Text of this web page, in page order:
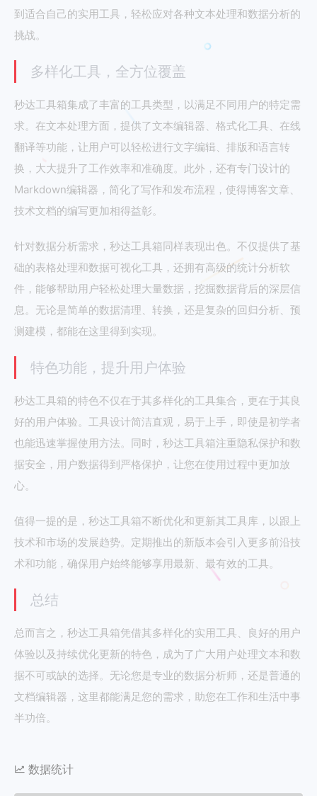
到适合自己的实用工具，轻松应对各种文本处理和数据分析的
挑战。
多样化工具，全方位覆盖
秒达工具箱集成了丰富的工具类型，以满足不同用户的特定需
求。在文本处理方面，提供了文本编辑器、格式化工具、在线
翻译等功能，让用户可以轻松进行文字编辑、排版和语言转
换，大大提升了工作效率和准确度。此外，还有专门设计的
Markdown编辑器，简化了写作和发布流程，使得博客文章、
技术文档的编写更加相得益彰。
针对数据分析需求，秒达工具箱同样表现出色。不仅提供了基
础的表格处理和数据可视化工具，还拥有高级的统计分析软
件，能够帮助用户轻松处理大量数据，挖掘数据背后的深层信
息。无论是简单的数据清理、转换，还是复杂的回归分析、预
测建模，都能在这里得到实现。
特色功能，提升用户体验
秒达工具箱的特色不仅在于其多样化的工具集合，更在于其良
好的用户体验。工具设计简洁直观，易于上手，即使是初学者
也能迅速掌握使用方法。同时，秒达工具箱注重隐私保护和数
据安全，用户数据得到严格保护，让您在使用过程中更加放
心。
值得一提的是，秒达工具箱不断优化和更新其工具库，以跟上
技术和市场的发展趋势。定期推出的新版本会引入更多前沿技
术和功能，确保用户始终能够享用最新、最有效的工具。
总结
总而言之，秒达工具箱凭借其多样化的实用工具、良好的用户
体验以及持续优化更新的特色，成为了广大用户处理文本和数
据不可或缺的选择。无论您是专业的数据分析师，还是普通的
文档编辑器，这里都能满足您的需求，助您在工作和生活中事
半功倍。
数据统计